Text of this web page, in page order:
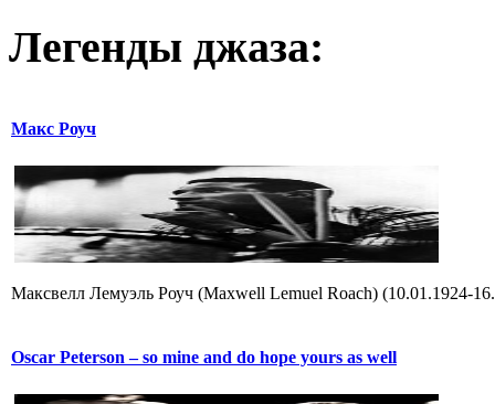
Легенды джаза:
Макс Роуч
Максвелл Лемуэль Роуч (Maxwell Lemuel Roach) (10.01.1924-
Oscar Peterson – so mine and do hope yours as well